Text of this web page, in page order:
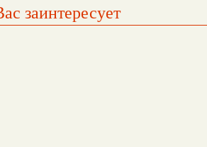
заинтересует